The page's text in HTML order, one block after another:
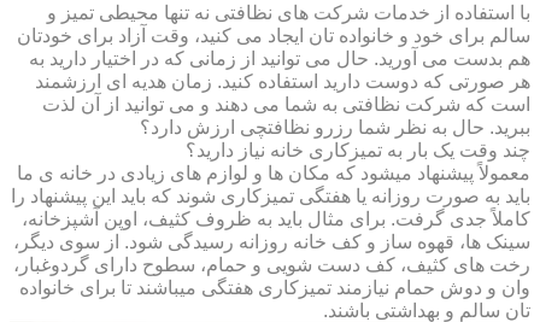
با استفاده از خدمات شرکت های نظافتی نه تنها محیطی تمیز و
سالم برای خود و خانواده تان ایجاد می کنید، وقت آزاد برای خودتان
هم بدست می آورید. حال می توانید از زمانی که در اختیار دارید به
هر صورتی که دوست دارید استفاده کنید. زمان هدیه ای ارزشمند
است که شرکت نظافتی به شما می دهند و می توانید از آن لذت
ببرید. حال به نظر شما رزرو نظافتچی ارزش دارد؟
چند وقت یک بار به تمیزکاری خانه نیاز دارید؟
معمولاً پیشنهاد میشود که مکان ها و لوازم های زیادی در خانه ی ما
باید به صورت روزانه یا هفتگی تمیزکاری شوند که باید این پیشنهاد را
کاملاً جدی گرفت. برای مثال باید به ظروف کثیف، اوپن آشپزخانه،
سینک ها، قهوه ساز و کف خانه روزانه رسیدگی شود. از سوی دیگر،
رخت های کثیف، کف دست شویی و حمام، سطوح دارای گردوغبار،
وان و دوش حمام نیازمند تمیزکاری هفتگی میباشند تا برای خانواده
تان سالم و بهداشتی باشند.